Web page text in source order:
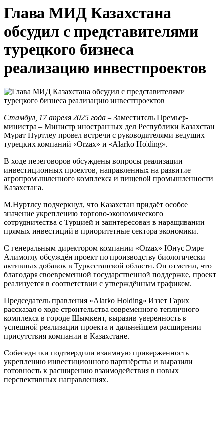
Глава МИД Казахстана
обсудил с представителями
турецкого бизнеса
реализацию инвестпроектов
Стамбул, 17 апреля 2025 года – Заместитель Премьер-
министра – Министр иностранных дел Республики Казахстан
Мурат Нуртлеу провёл встречи с руководителями ведущих
турецких компаний «Orzax» и «Alarko Holding».
В ходе переговоров обсуждены вопросы реализации
инвестиционных проектов, направленных на развитие
агропромышленного комплекса и пищевой промышленности
Казахстана.
М.Нуртлеу подчеркнул, что Казахстан придаёт особое
значение укреплению торгово-экономического
сотрудничества с Турцией и заинтересован в наращивании
прямых инвестиций в приоритетные сектора экономики.
С генеральным директором компании «Orzax» Юнус Эмре
Алимоглу обсуждён проект по производству биологически
активных добавок в Туркестанской области. Он отметил, что
благодаря своевременной государственной поддержке, проект
реализуется в соответствии с утверждённым графиком.
Председатель правления «Alarko Holding» Иззет Гарих
рассказал о ходе строительства современного тепличного
комплекса в городе Шымкент, выразив уверенность в
успешной реализации проекта и дальнейшем расширении
присутствия компании в Казахстане.
Собеседники подтвердили взаимную приверженность
укреплению инвестиционного партнёрства и выразили
готовность к расширению взаимодействия в новых
перспективных направлениях.